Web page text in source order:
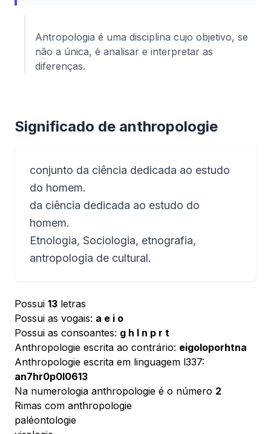
Antropologia é uma disciplina cujo objetivo, se
não a única, é analisar e interpretar as
diferenças.
Significado de anthropologie
conjunto da ciência dedicada ao estudo
do homem.
da ciência dedicada ao estudo do
homem.
Etnologia, Sociologia, etnografia,
antropologia de cultural.
Possui 13 letras
Possui as vogais: a e i o
Possui as consoantes: g h l n p r t
Anthropologie escrita ao contrário: eigoloporhtna
Anthropologie escrita em linguagem l337:
an7hr0p0l0613
Na numerologia anthropologie é o número 2
Rimas com anthropologie
paléontologie